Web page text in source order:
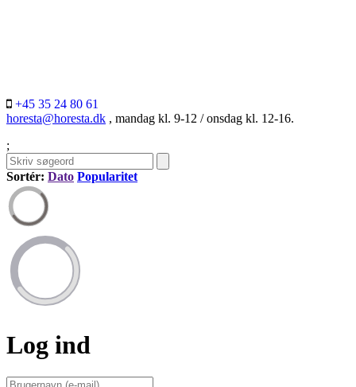
+45 35 24 80 61
horesta@horesta.dk , mandag kl. 9-12 / onsdag kl. 12-16.
;
Sortér: Dato Popularitet
Log ind